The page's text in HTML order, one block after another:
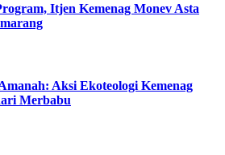
Itjen Kemenag Monev Asta
Aksi Ekoteologi Kemenag
Merbabu